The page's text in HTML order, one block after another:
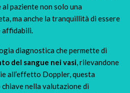
paziente non solo una
ma anche la tranquillità di essere
affidabili.
diagnostica che permette di
del sangue nei vasi, rilevandone
all’effetto Doppler, questa
nella valutazione di